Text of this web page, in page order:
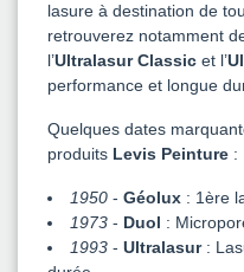
lasure à destination de
retrouverez notamment
l’Ultralasur Classic et l’
performance et longue
Quelques dates
produits Levis Peinture :
1950 - Géolux : 1ère
1973 - Duol :
1993 - Ultralasur: